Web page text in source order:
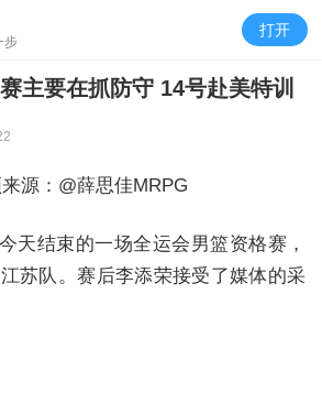
步
打开
主要在抓防守 14号赴美特训
源：@薛思佳MRPG
天结束的一场全运会男篮资格赛，
苏队。赛后李添荣接受了媒体的采